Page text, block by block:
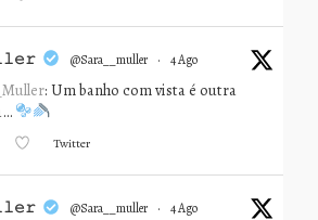
@sara__muller · 4 Ago
: Um banho com vista é outra
Twitter
@sara__muller · 4 Ago